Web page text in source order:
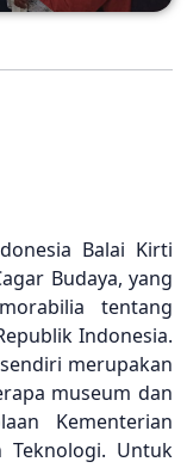
Balai Kirti
Budaya, yang
tentang
Indonesia.
merupakan
museum dan
Kementerian
Teknologi. Untuk